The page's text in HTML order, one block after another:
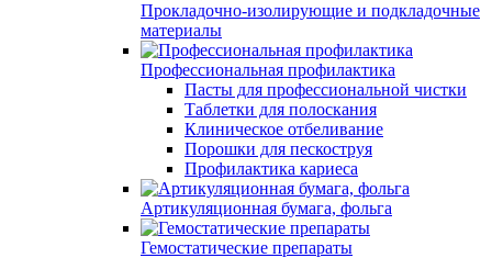
Прокладочно-изолирующие и подкладочные
материалы
Профессиональная профилактика
Пасты для профессиональной чистки
Таблетки для полоскания
Клиническое отбеливание
Порошки для пескоструя
Профилактика кариеса
Артикуляционная бумага, фольга
Гемостатические препараты